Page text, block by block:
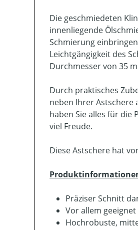
Die geschmiedeten
innenliegende
Schmierung
Leichtgängigkeit des
Durchmesser von 35
Durch praktisches
neben Ihrer Astschere
haben Sie alles für die
viel Freude.
Diese Astschere hat
Präziser Schnitt
Vor allem
Hochrobuste,